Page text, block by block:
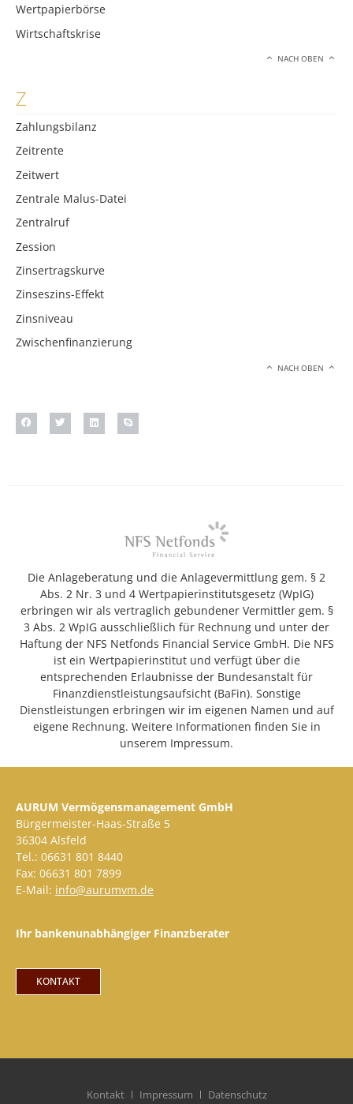
Wertpapierbörse
Wirtschaftskrise
NACH OBEN
Z
Zahlungsbilanz
Zeitrente
Zeitwert
Zentrale Malus-Datei
Zentralruf
Zession
Zinsertragskurve
Zinseszins-Effekt
Zinsniveau
Zwischenfinanzierung
NACH OBEN
Die Anlageberatung und die Anlagevermittlung gem. § 2
Abs. 2 Nr. 3 und 4 Wertpapierinstitutsgesetz (WpIG)
erbringen wir als vertraglich gebundener Vermittler gem. §
3 Abs. 2 WpIG ausschließlich für Rechnung und unter der
Haftung der NFS Netfonds Financial Service GmbH. Die NFS
ist ein Wertpapierinstitut und verfügt über die
entsprechenden Erlaubnisse der Bundesanstalt für
Finanzdienstleistungsaufsicht (BaFin). Sonstige
Dienstleistungen erbringen wir im eigenen Namen und auf
eigene Rechnung. Weitere Informationen finden Sie in
unserem Impressum.
AURUM Vermögensmanagement GmbH
Bürgermeister-Haas-Straße 5
36304 Alsfeld
Tel.: 06631 801 8440
Fax: 06631 801 7899
E-Mail: info@aurumvm.de
Ihr bankenunabhängiger Finanzberater
KONTAKT
Kontakt Impressum Datenschutz